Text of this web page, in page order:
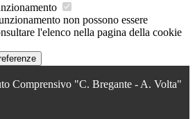
non possono essere
l'elenco nella pagina della cookie
Comprensivo "C. Bregante - A. Volta"